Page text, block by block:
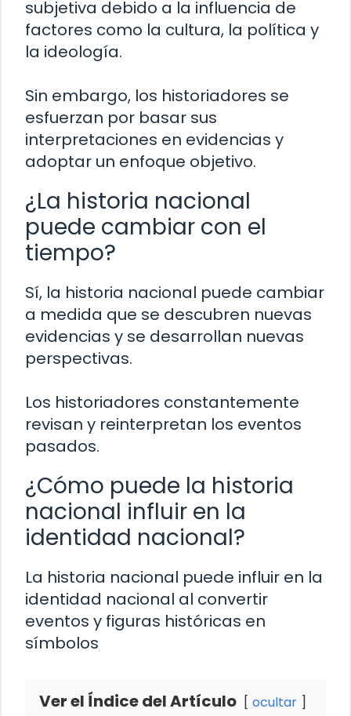
subjetiva debido a la influencia de
factores como la cultura, la política y
la ideología.
Sin embargo, los historiadores se
esfuerzan por basar sus
interpretaciones en evidencias y
adoptar un enfoque objetivo.
¿La historia nacional
puede cambiar con el
tiempo?
Sí, la historia nacional puede cambiar
a medida que se descubren nuevas
evidencias y se desarrollan nuevas
perspectivas.
Los historiadores constantemente
revisan y reinterpretan los eventos
pasados.
¿Cómo puede la historia
nacional influir en la
identidad nacional?
La historia nacional puede influir en la
identidad nacional al convertir
eventos y figuras históricas en
símbolos
Ver el Índice del Artículo ocultar